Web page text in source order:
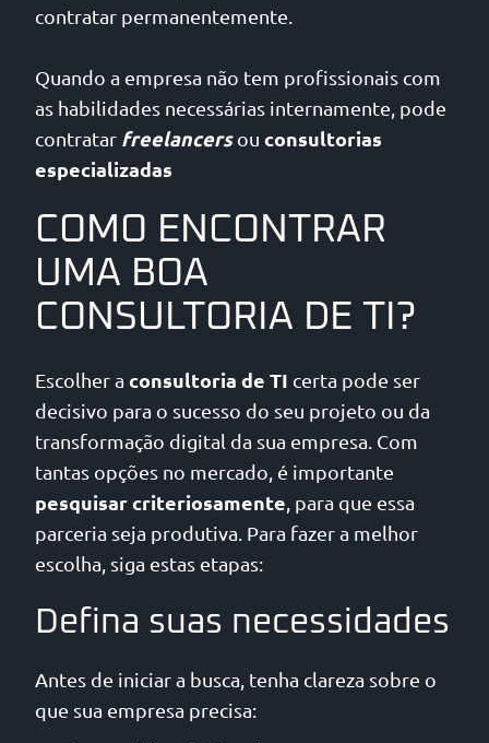
contratar permanentemente.
Quando a empresa não tem profissionais com
as habilidades necessárias internamente, pode
contratar freelancers ou consultorias
especializadas
COMO ENCONTRAR
UMA BOA
CONSULTORIA DE TI?
Escolher a consultoria de TI certa pode ser
decisivo para o sucesso do seu projeto ou da
transformação digital da sua empresa. Com
tantas opções no mercado, é importante
pesquisar criteriosamente , para que essa
parceria seja produtiva. Para fazer a melhor
escolha, siga estas etapas:
Defina suas necessidades
Antes de iniciar a busca, tenha clareza sobre o
que sua empresa precisa: